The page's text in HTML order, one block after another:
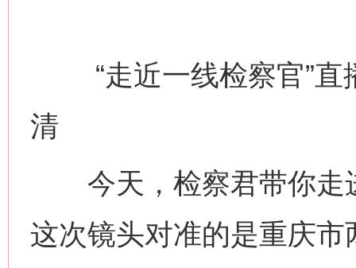
“走近一线检察官”直
清
今天，检察君带你走
这次镜头对准的是重庆